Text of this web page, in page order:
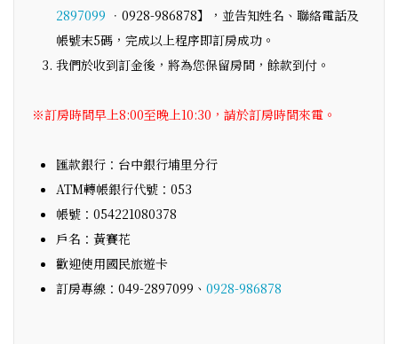
2897099 ．0928-986878】，並告知姓名、聯絡電話及
帳號末5碼，完成以上程序即訂房成功。
我們於收到訂金後，將為您保留房間，餘款到付。
※訂房時間早上8:00至晚上10:30，請於訂房時間來電。
匯款銀行：台中銀行埔里分行
ATM轉帳銀行代號：053
帳號：054221080378
戶名：黃賽花
歡迎使用國民旅遊卡
訂房專線：049-2897099、 0928-986878